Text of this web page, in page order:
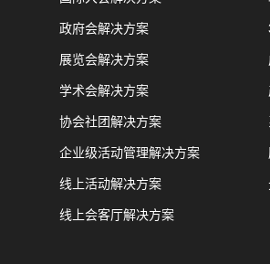
政府会解决方案
展览会解决方案
学术会解决方案
协会社团解决方案
企业级活动管理解决方案
线上活动解决方案
线上会客厅解决方案